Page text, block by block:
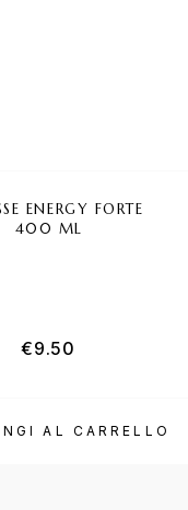
AL CARRELLO
ENERGY FORTE
400 ML
€9.50